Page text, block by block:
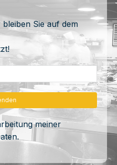
Sie auf dem
meiner